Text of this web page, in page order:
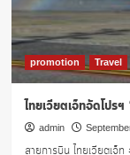
promotion Travel
ไทยเวียตเจ็ทจัดโป
admin
สายการบิน ไทยเวียตเจ็